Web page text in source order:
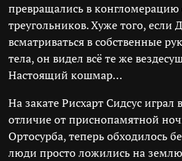
превращались в конгломерацию
треугольников. Хуже того, если
всматриваться в собственные
тела, он видел всё те же
Настоящий кошмар…
На закате Рисхарт Сидсус играл
отличие от приснопамятной
Ортосурба, теперь обходилось
люди просто ложились на